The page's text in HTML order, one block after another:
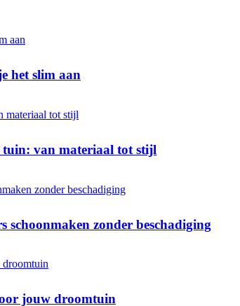
het slim aan
tuin: van materiaal tot stijl
schoonmaken zonder beschadiging
jouw droomtuin